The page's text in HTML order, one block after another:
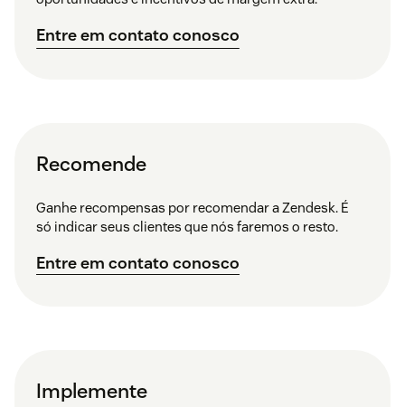
Entre em contato conosco
Recomende
Ganhe recompensas por recomendar a Zendesk. É
só indicar seus clientes que nós faremos o resto.
Entre em contato conosco
Implemente